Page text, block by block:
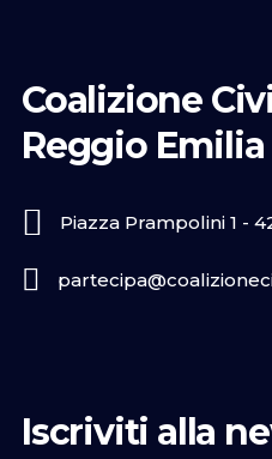
Coalizione
Reggio Emilia
Piazza Prampolini 1 -
Iscriviti alla